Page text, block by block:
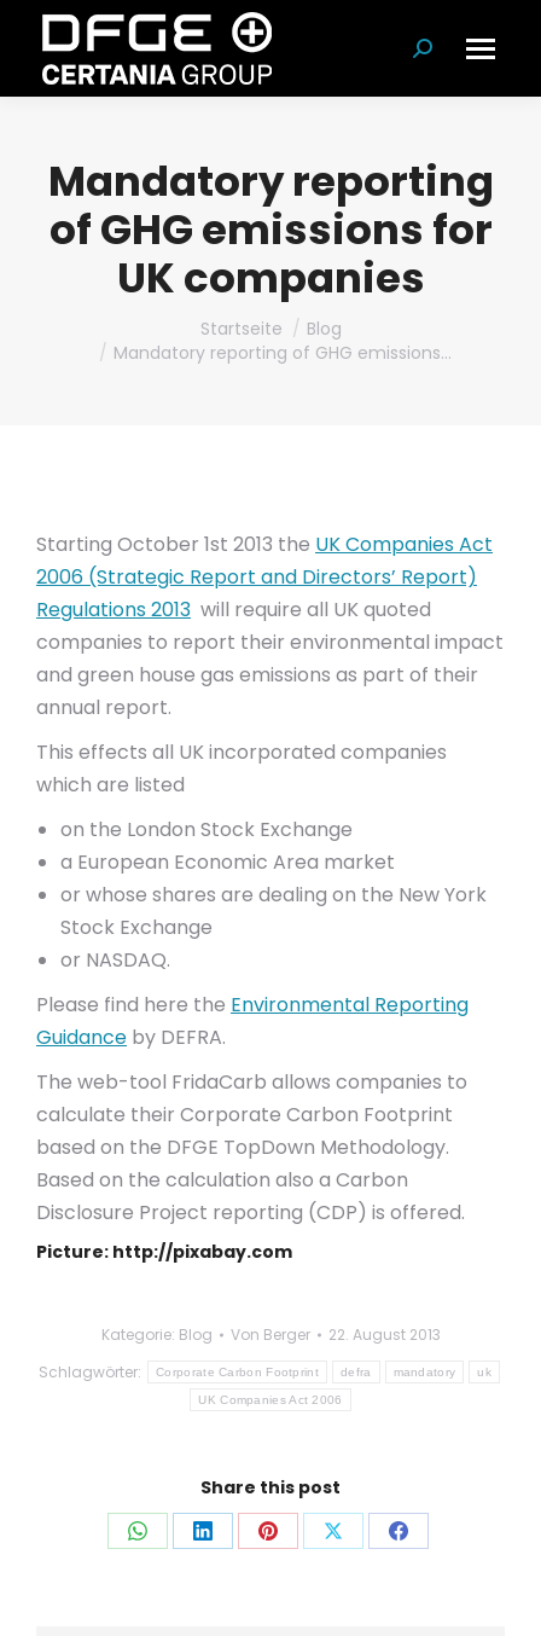
Suchen:
Mandatory reporting
of GHG emissions for
UK companies
Startseite
Blog
Mandatory reporting of GHG emissions…
Starting October 1st 2013 the UK Companies Act
2006 (Strategic Report and Directors’ Report)
Regulations 2013 will require all UK quoted
companies to report their environmental impact
and green house gas emissions as part of their
annual report.
This effects all UK incorporated companies
which are listed
on the London Stock Exchange
a European Economic Area market
or whose shares are dealing on the New York
Stock Exchange
or NASDAQ.
Please find here the Environmental Reporting
Guidance by DEFRA.
The web-tool FridaCarb allows companies to
calculate their Corporate Carbon Footprint
based on the DFGE TopDown Methodology.
Based on the calculation also a Carbon
Disclosure Project reporting (CDP) is offered.
Picture: http://pixabay.com
Kategorie: Blog Von Berger
22. August 2013
Schlagwörter:
Corporate Carbon Footprint defra mandatory uk
UK Companies Act 2006
Share this post
Auf
Auf
Auf
Auf
Auf